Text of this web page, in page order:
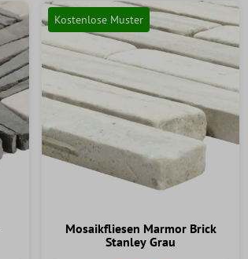
Kostenlose Muster
Mosaikfliesen Marmor Brick
Stanley Grau